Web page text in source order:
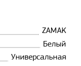
ZAMAK
Белый
Универсальная